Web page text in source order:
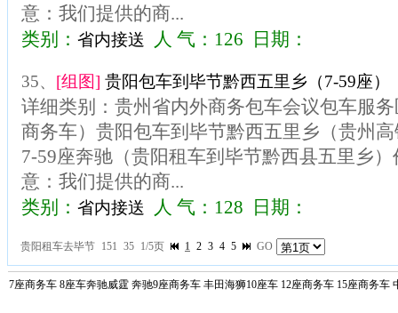
意：我们提供的商...
类别： 省内接送 人 气：126 日期：
35、 [组图] 贵阳包车到毕节黔西五里乡（7-59座）
详细类别：贵州省内外商务包车会议包车服
商务车）贵阳包车到毕节黔西五里乡（贵州
7-59座奔驰（贵阳租车到毕节黔西县五里乡
意：我们提供的商...
类别： 省内接送 人 气：128 日期：
贵阳租车去毕节 151 35 1/5页 1 2 3 4 5 GO
7座商务车 8座车奔驰威霆 奔驰9座商务车 丰田海狮10座车 12座商务车 15座商务车